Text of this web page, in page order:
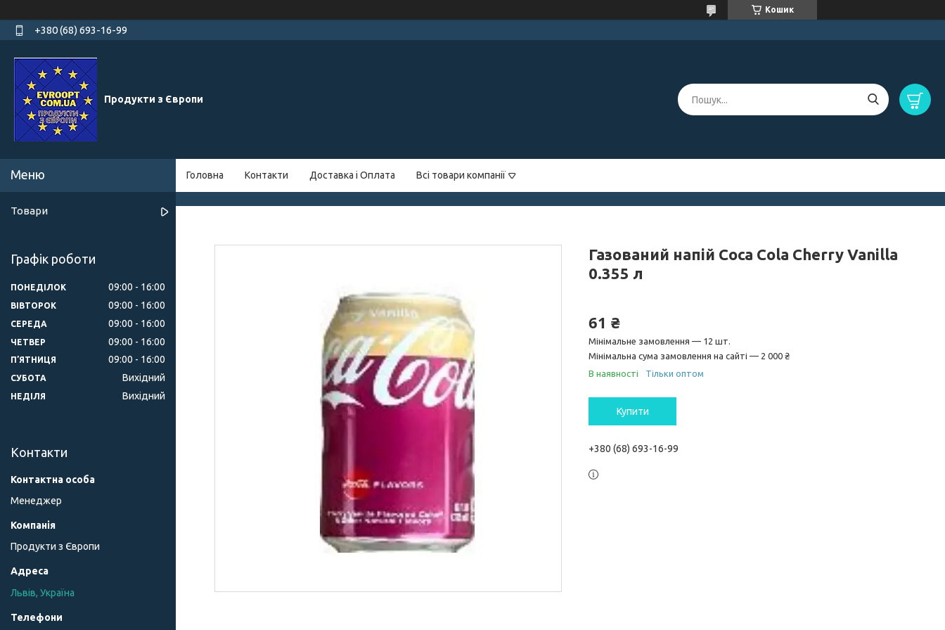
Кошик
+380 (68) 693-16-99
Продукти з Європи
Головна Контакти Доставка і Оплата Всі товари компанії
Газований напій Coca Cola Cherry Vanilla
0.355 л
61 ₴
Мінімальне замовлення — 12 шт.
Мінімальна сума замовлення на сайті — 2 000 ₴
В наявності
Тільки оптом
Купити
+380 (68) 693-16-99
Товари
Графік роботи
ПОНЕДІЛОК 09:00 16:00
ВІВТОРОК 09:00 16:00
СЕРЕДА 09:00 16:00
ЧЕТВЕР 09:00 16:00
ПʼЯТНИЦЯ 09:00 16:00
СУБОТА Вихідний
НЕДІЛЯ Вихідний
Контакти
Менеджер
Продукти з Європи
Львів, Україна